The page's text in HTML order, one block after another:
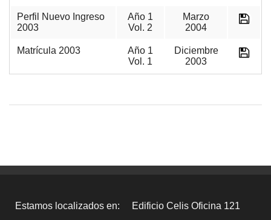
Perfil Nuevo Ingreso
2003
Año 1
Vol. 2
Marzo
2004
Matrícula 2003
Año 1
Vol. 1
Diciembre
2003
Estamos localizados en:
Edificio Celis Oficina 121